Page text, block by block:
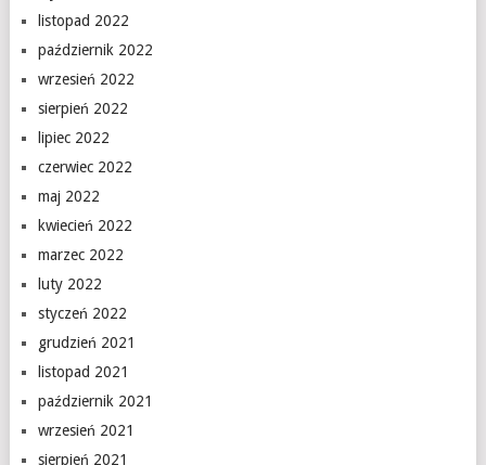
listopad 2022
październik 2022
wrzesień 2022
sierpień 2022
lipiec 2022
czerwiec 2022
maj 2022
kwiecień 2022
marzec 2022
luty 2022
styczeń 2022
grudzień 2021
listopad 2021
październik 2021
wrzesień 2021
sierpień 2021